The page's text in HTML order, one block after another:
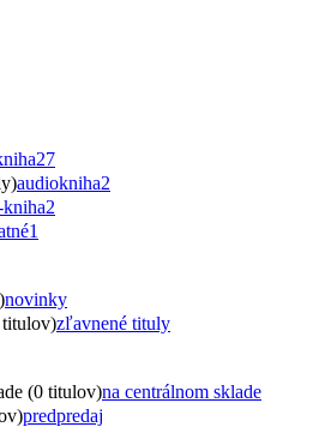
27
audiokniha2
kniha2
1
novinky
zľavnené tituly
(0 titulov)na centrálnom sklade
predpredaj